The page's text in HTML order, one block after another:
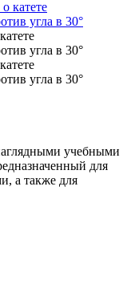
угла в 30°
угла в 30°
учебными
для
а также для